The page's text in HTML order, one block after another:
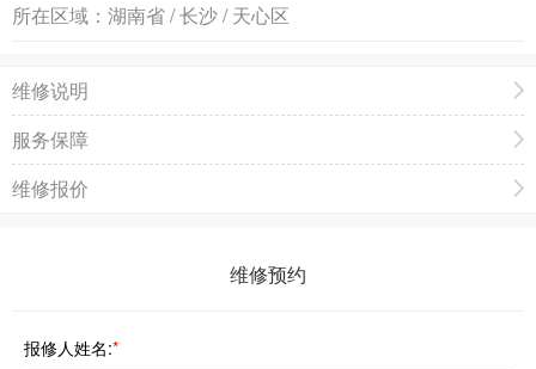
所在区域： 湖南省 / 长沙 / 天心区
维修说明
服务保障
维修报价
维修预约
报修人姓名:*